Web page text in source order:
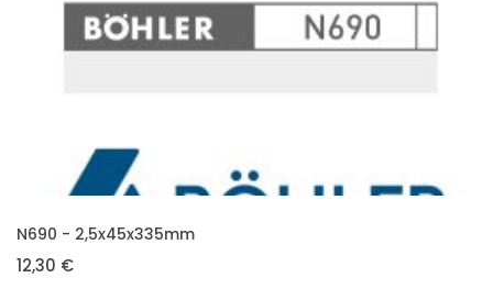
VLOŽIT DO KOŠÍKU
N690 - 2,5x45x335mm
12,30 €